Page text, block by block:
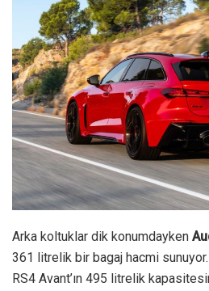
Arka koltuklar dik konumdayken
361 litrelik bir bagaj hacmi
RS4 Avant’ın 495 litrelik